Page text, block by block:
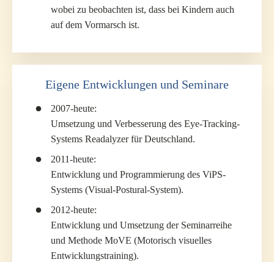
wobei zu beobachten ist, dass bei Kindern auch
auf dem Vormarsch ist.
Eigene Entwicklungen und Seminare
2007-heute:
Umsetzung und Verbesserung des Eye-Tracking-
Systems Readalyzer für Deutschland.
2011-heute:
Entwicklung und Programmierung des ViPS-
Systems (Visual-Postural-System).
2012-heute:
Entwicklung und Umsetzung der Seminarreihe
und Methode MoVE (Motorisch visuelles
Entwicklungstraining).